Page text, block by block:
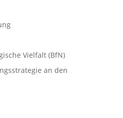
Vielfalt (BfN)
an den